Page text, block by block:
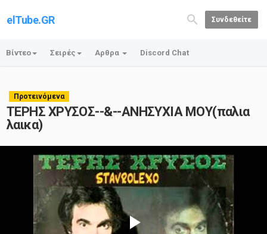
elTube.GR Συνδεθείτε
Βίντεο Σειρές Αρθρα Discord Chat
Προτεινόμενα
ΤΕΡΗΣ ΧΡΥΣΟΣ--&--ΑΝΗΣΥΧΙΑ ΜΟΥ(παλια
λαικα)